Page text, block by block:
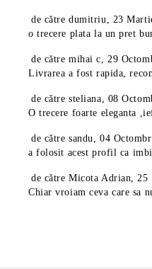
de cătredumitriu, 23
o trecere plata la un pret
de cătremihai c,29
Livrarea a fost rapida,
de cătresteliana, 08
O trecere foarte eleganta
de cătresandu, 04
a folosit acest profil ca
de cătreMicota Adrian,25
Chiar vroiam ceva care sa